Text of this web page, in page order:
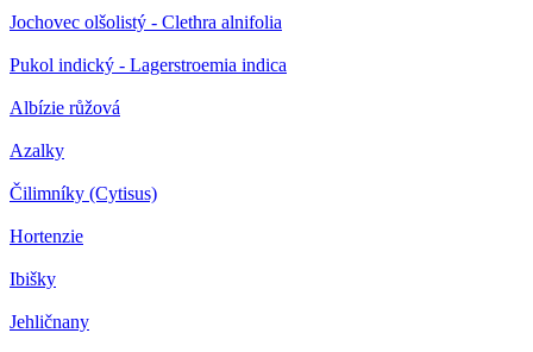
Jochovec olšolistý - Clethra alnifolia
Pukol indický - Lagerstroemia indica
Albízie růžová
Azalky
Čilimníky (Cytisus)
Hortenzie
Ibišky
Jehličnany